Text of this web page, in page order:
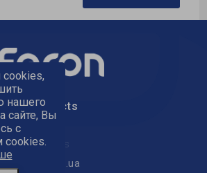
трековый
text_kontacts
text_golov_ofis
office@feron.ua
нашего
сайте, Вы
с
cookies.